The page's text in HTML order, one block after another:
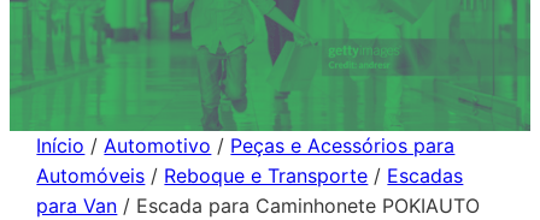
Início /Automotivo / Peças e Acessórios para
Automóveis / Reboque e Transporte / Escadas
para Van / Escada para Caminhonete POKIAUTO